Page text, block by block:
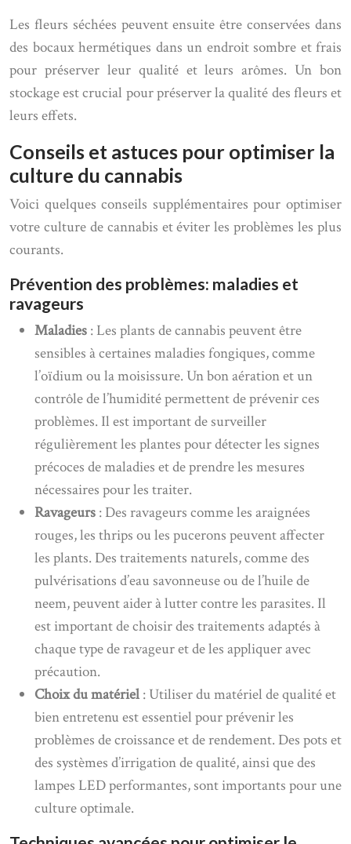
Les fleurs séchées peuvent ensuite être conservées dans
des bocaux hermétiques dans un endroit sombre et frais
pour préserver leur qualité et leurs arômes. Un bon
stockage est crucial pour préserver la qualité des fleurs et
leurs effets.
Conseils et astuces pour optimiser la
culture du cannabis
Voici quelques conseils supplémentaires pour optimiser
votre culture de cannabis et éviter les problèmes les plus
courants.
Prévention des problèmes: maladies et
ravageurs
Maladies : Les plants de cannabis peuvent être
sensibles à certaines maladies fongiques, comme
l’oïdium ou la moisissure. Un bon aération et un
contrôle de l’humidité permettent de prévenir ces
problèmes. Il est important de surveiller
régulièrement les plantes pour détecter les signes
précoces de maladies et de prendre les mesures
nécessaires pour les traiter.
Ravageurs : Des ravageurs comme les araignées
rouges, les thrips ou les pucerons peuvent affecter
les plants. Des traitements naturels, comme des
pulvérisations d’eau savonneuse ou de l’huile de
neem, peuvent aider à lutter contre les parasites. Il
est important de choisir des traitements adaptés à
chaque type de ravageur et de les appliquer avec
précaution.
Choix du matériel : Utiliser du matériel de qualité et
bien entretenu est essentiel pour prévenir les
problèmes de croissance et de rendement. Des pots et
des systèmes d’irrigation de qualité, ainsi que des
lampes LED performantes, sont importants pour une
culture optimale.